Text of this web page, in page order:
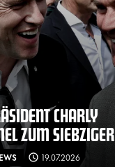
CHARLY
ZUM SIEBZIGER
19.07.2026